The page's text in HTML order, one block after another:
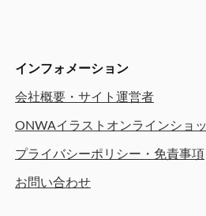
インフォメーション
会社概要・サイト運営者
ONWAイラストオンラインショ
プライバシーポリシー・免責事項
お問い合わせ